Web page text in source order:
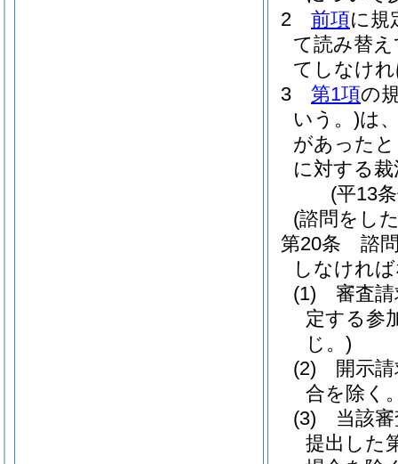
2
前項に規
て読み替
てしなけ
3
第1項の
いう。)は
があった
に対する
(平13
(諮問をし
第20条
諮
しなけれ
(1)
審査
定する参
じ。)
(2)
開示
合を除く
(3)
当該
提出した